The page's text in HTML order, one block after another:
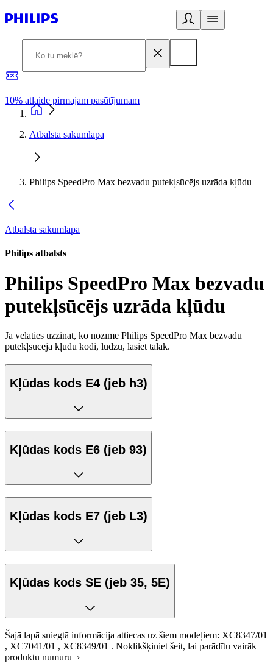
10% atlaide pirmajam pasūtījumam
Atbalsta sākumlapa
Philips SpeedPro Max bezvadu putekļsūcējs uzrāda kļūdu
Atbalsta sākumlapa
Philips atbalsts
Philips SpeedPro Max bezvadu
putekļsūcējs uzrāda kļūdu
Ja vēlaties uzzināt, ko nozīmē Philips SpeedPro Max bezvadu
putekļsūcēja kļūdu kodi, lūdzu, lasiet tālāk.
Kļūdas kods E4 (jeb h3)
Kļūdas kods E6 (jeb 93)
Kļūdas kods E7 (jeb L3)
Kļūdas kods SE (jeb 35, 5E)
Šajā lapā sniegtā informācija attiecas uz šiem modeļiem: XC8347/01
, XC7041/01 , XC8349/01 . Noklikšķiniet šeit, lai parādītu vairāk
produktu numuru ›